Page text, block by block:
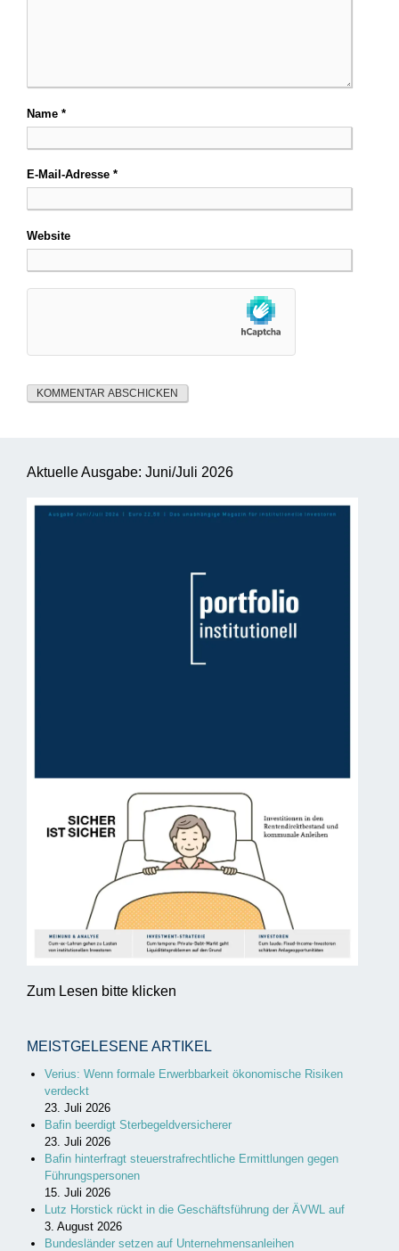
Name *
E-Mail-Adresse *
Website
Aktuelle Ausgabe: Juni/Juli 2026
Zum Lesen bitte klicken
MEISTGELESENE ARTIKEL
Verius: Wenn formale Erwerbbarkeit ökonomische Risiken
verdeckt
23. Juli 2026
Bafin beerdigt Sterbegeldversicherer
23. Juli 2026
Bafin hinterfragt steuerstrafrechtliche Ermittlungen gegen
Führungspersonen
15. Juli 2026
Lutz Horstick rückt in die Geschäftsführung der ÄVWL auf
3. August 2026
Bundesländer setzen auf Unternehmensanleihen